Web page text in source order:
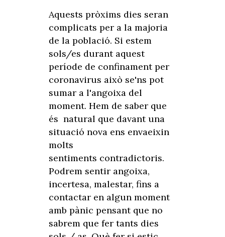
Aquests pròxims dies seran
complicats per a la majoria
de la població. Si estem
sols/es durant aquest
període de confinament per
coronavirus això se'ns pot
sumar a l'angoixa del
moment. Hem de saber que
és natural que davant una
situació nova ens envaeixin
molts
sentiments contradictoris.
Podrem sentir angoixa,
incertesa, malestar, fins a
contactar en algun moment
amb pànic pensant que no
sabrem que fer tants dies